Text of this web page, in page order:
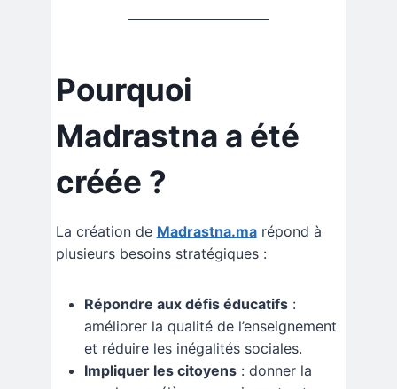
Pourquoi
Madrastna a été
créée ?
La création de Madrastna.marépond à
plusieurs besoins stratégiques :
Répondre aux défis éducatifs:
améliorer la qualité de l’enseignement
et réduire les inégalités sociales.
Impliquer les citoyens: donner la